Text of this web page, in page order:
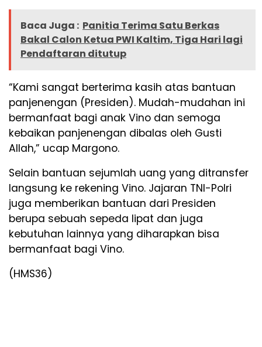
Baca Juga : Panitia Terima Satu Berkas
Bakal Calon Ketua PWI Kaltim, Tiga Hari lagi
Pendaftaran ditutup
“Kami sangat berterima kasih atas bantuan
panjenengan (Presiden). Mudah-mudahan ini
bermanfaat bagi anak Vino dan semoga
kebaikan panjenengan dibalas oleh Gusti
Allah,” ucap Margono.
Selain bantuan sejumlah uang yang ditransfer
langsung ke rekening Vino. Jajaran TNI-Polri
juga memberikan bantuan dari Presiden
berupa sebuah sepeda lipat dan juga
kebutuhan lainnya yang diharapkan bisa
bermanfaat bagi Vino.
(HMS36)